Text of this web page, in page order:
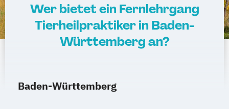
Wer bietet ein Fernlehrgang
Tierheilpraktiker in Baden-
Württemberg an?
Baden-Württemberg